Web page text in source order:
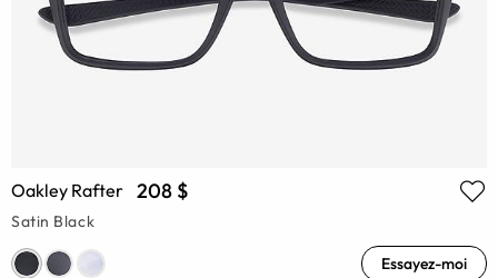
Oakley Rafter 208 $
Satin Black
Essayez-moi